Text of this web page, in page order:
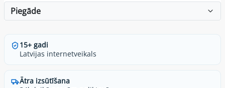
Piegāde
15+ gadi
Latvijas internetveikals
Ātra izsūtīšana